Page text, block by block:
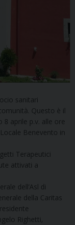
sanitari
Questo è il
aprile p.v. alle ore
Benevento in
Terapeutici
attivati a
dell’Asl di
della Caritas
Righetti,